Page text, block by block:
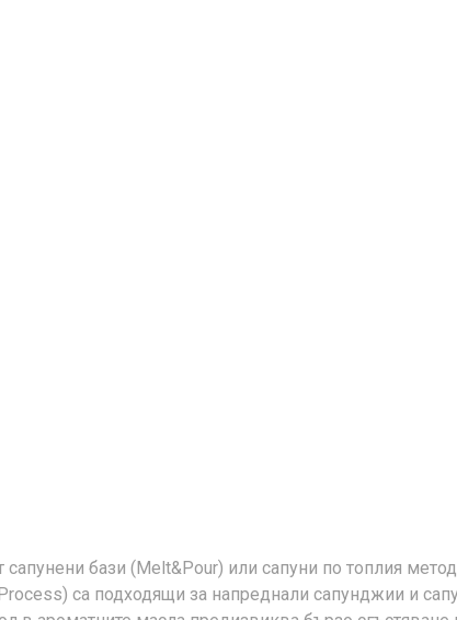
бази (Melt&Pour) или сапуни по топлия
са подходящи за напреднали сапунджии и